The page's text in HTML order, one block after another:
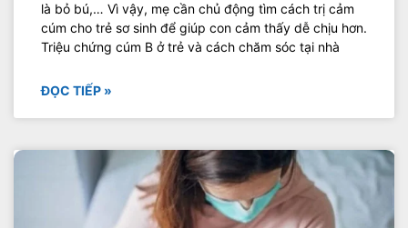
là bỏ bú,… Vì vậy, mẹ cần chủ động tìm cách trị cảm
cúm cho trẻ sơ sinh để giúp con cảm thấy dễ chịu hơn.
Triệu chứng cúm B ở trẻ và cách chăm sóc tại nhà
ĐỌC TIẾP »